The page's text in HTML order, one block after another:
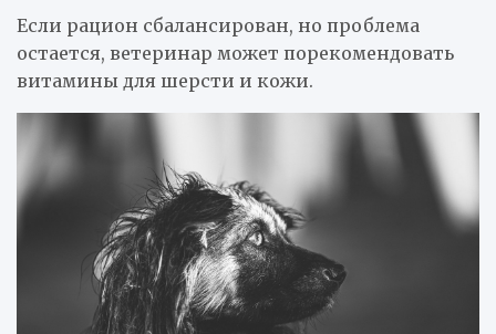
Если рацион сбалансирован, но проблема
остается, ветеринар может порекомендовать
витамины для шерсти и кожи.